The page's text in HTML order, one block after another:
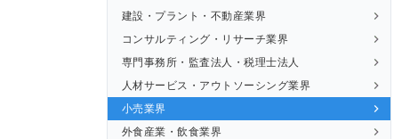
建設・プラント・不動産業界
コンサルティング・リサーチ業界
専門事務所・監査法人・税理士法人
人材サービス・アウトソーシング業界
小売業界
外食産業・飲食業界